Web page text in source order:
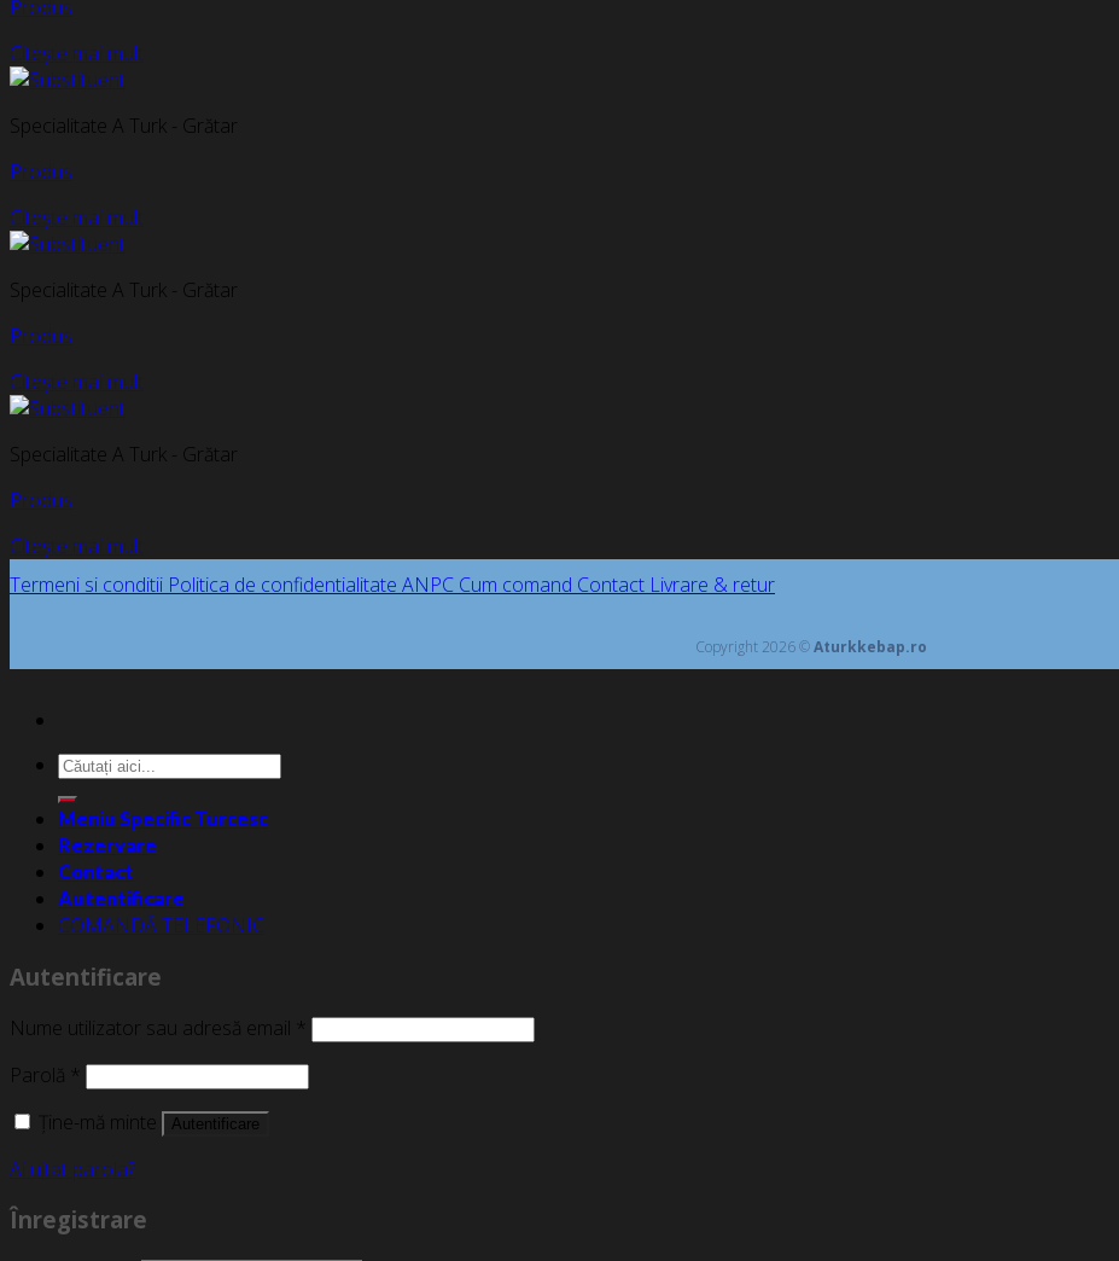
Produs
Citește mai mult
Specialitate A Turk - Grătar
Produs
Citește mai mult
Specialitate A Turk - Grătar
Produs
Citește mai mult
Specialitate A Turk - Grătar
Produs
Citește mai mult
Termeni si conditii Politica de confidentialitate ANPC Cum comand Contact Livrare & retur
Copyright 2026 ©Aturkkebap.ro
Caută
după:
Meniu Specific Turcesc
Rezervare
Contact
Autentificare
COMANDĂ TELEFONIC
Autentificare
Nume utilizator sau adresă email *
Parolă *
Ține-mă minte
Autentificare
Ai uitat parola?
Înregistrare